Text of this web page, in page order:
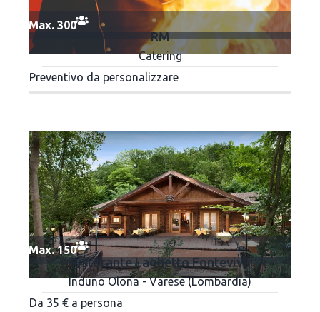
Max. 300
RM
Catering
Preventivo da personalizzare
Max. 150
Ristorante Laghetto Fonteviva
Induno Olona - Varese (Lombardia)
Da 35 € a persona